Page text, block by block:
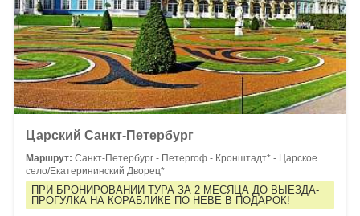
Царский Санкт-Петербург
Маршрут: Санкт-Петербург - Петергоф - Кронштадт* - Царское
село/Екатерининский Дворец*
ПРИ БРОНИРОВАНИИ ТУРА ЗА 2 МЕСЯЦА ДО ВЫЕЗДА-
ПРОГУЛКА НА КОРАБЛИКЕ ПО НЕВЕ В ПОДАРОК!